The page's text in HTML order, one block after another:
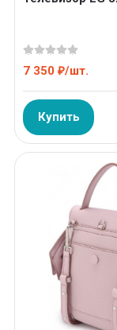
7 350 ₽/шт.
Купить